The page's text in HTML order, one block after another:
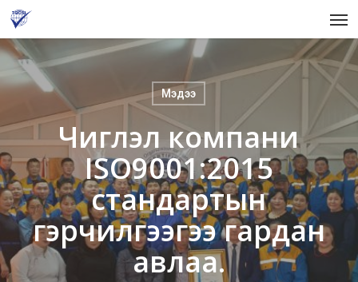
Skip
main
content
Мэдээ
Чиглэл компани
ISO9001:2015
стандартын
гэрчилгээгээ гардан
авлаа.